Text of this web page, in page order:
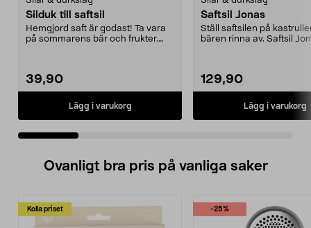
Silduk till saftsil
Hemgjord saft är godast! Ta vara
på sommarens bär och frukter.
39,90
Lägg i varukorg
Saftsil Jonas
Ställ saftsilen på
bären rinna av. Saftsil
129,90
Lägg i varukorg
Ovanligt bra pris på vanliga saker
Kolla priset -25%